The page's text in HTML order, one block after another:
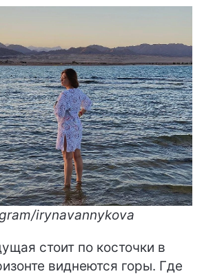
irynavannykova
стоит по косточки в
виднеются горы. Где